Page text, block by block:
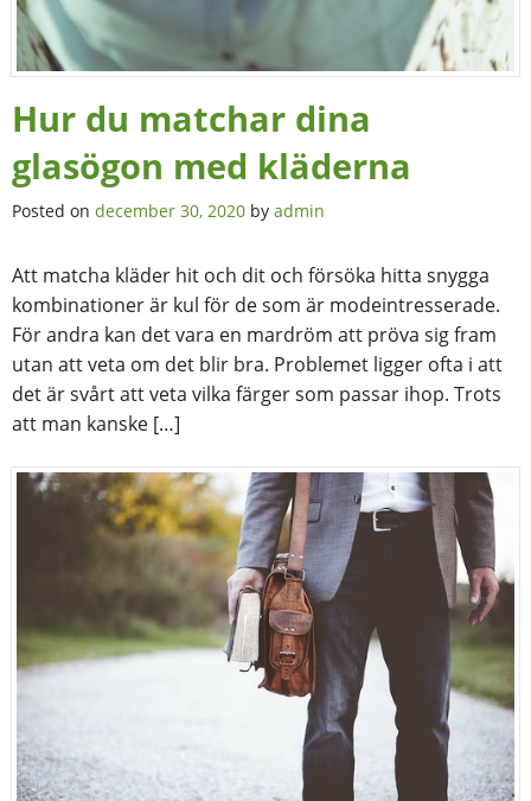
Hur du matchar dina
glasögon med kläderna
Posted on december 30, 2020 by admin
Att matcha kläder hit och dit och försöka hitta snygga
kombinationer är kul för de som är modeintresserade.
För andra kan det vara en mardröm att pröva sig fram
utan att veta om det blir bra. Problemet ligger ofta i att
det är svårt att veta vilka färger som passar ihop. Trots
att man kanske […]